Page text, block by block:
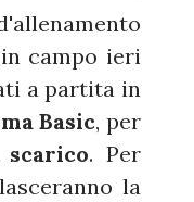
campo ieri
a partita in
Basic, per
. Per
la